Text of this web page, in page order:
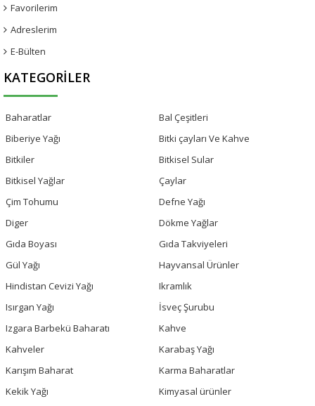
Favorilerim
Adreslerim
E-Bülten
KATEGORILER
Baharatlar
Bal Çeşitleri
Biberiye Yağı
Bitki çayları Ve Kahve
Bitkiler
Bitkisel Sular
Bitkisel Yağlar
Çaylar
Çim Tohumu
Defne Yağı
Diger
Dökme Yağlar
Gıda Boyası
Gıda Takviyeleri
Gül Yağı
Hayvansal Ürünler
Hindistan Cevizi Yağı
Ikramlık
Isırgan Yağı
İsveç Şurubu
Izgara Barbekü Baharatı
Kahve
Kahveler
Karabaş Yağı
Karışım Baharat
Karma Baharatlar
Kekik Yağı
Kimyasal ürünler